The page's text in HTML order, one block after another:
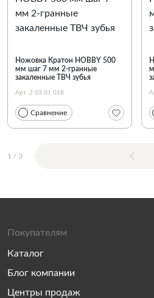
Ножовка Кратон HOBBY 500
мм шаг 7 мм 2-гранные
закаленные ТВЧ зубья
Арт. 2 03 01 018
Сравнение
1 / 3
Покупателям
Каталог
Блог компании
Центры продаж